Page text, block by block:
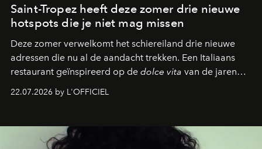
Saint-Tropez heeft deze zomer drie nieuwe
hotspots die je niet mag missen
Deze zomer verwelkomt het schiereiland drie nieuwe
adressen die nu al de aandacht trekken. Een Italiaans
restaurant geïnspireerd op de dolce vita van de jaren
zestig, een Japanse hotspot die na zonsondergang
verandert in een bruisende ontmoetingsplek en de
neerstrijkt in Saint-Tropez. Dit zijn de nieuwe adressen
die deze zomer de toon zetten, van lange lunches tot
22.07.2026 by L'OFFICIEL